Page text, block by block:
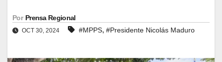
Por Prensa Regional
OCT 30, 2024 #MPPS, #Presidente Nicolás Maduro